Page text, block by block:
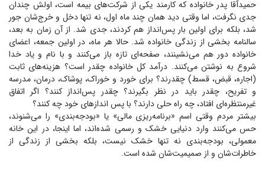
حمیدآقا پدر خانواده که کارمند یکی از شرکت‌های بیمه است، اولش چندان
جدی نگرفت، اما وقتی دید همان چند ماه اول، نه تنها دخل و خرج‌شان جور
شد، بلکه برای اولین بار پس‌انداز هم کردند، جدی شد. از آن زمان به بعد،
سالنامه بخشی از زندگی خانواده شد. حالا هر ماه، در اولین جمعه، اعضای
خانواده دور هم می‌نشینند، صفحه‌ای تازه باز می‌کنند و با نام و یاد خدا
شروع به نوشتن می‌کنند. درآمد کل خانواده چقدر است؟ هزینه‌های ثابت
(اجاره، قبض، قسط) چقدرند؟ برای خورد و خوراک، پوشاک، درمان، مدرسه
و تفریح، چقدر باید در نظر بگیرند؟ چقدر پس‌انداز کنند؟ اگر اتفاق
غیرمنتظره‌ای افتاد، چه راه حلی دارند؟ با پس انداز‌های خود چه کنند؟
بیشتر مردم وقتی اسم «برنامه‌ریزی مالی» یا «بودجه‌بندی» را می‌شنوند،
حس می‌کنند وارد دنیایی خشک و رسمی شده‌اند، اما اینجا، در این خانه
معمولی، بودجه‌بندی نه تنها خشک نیست، بلکه بخشی از زندگی از
خاطرات‌شان و از صمیمیت‌شان شده است.